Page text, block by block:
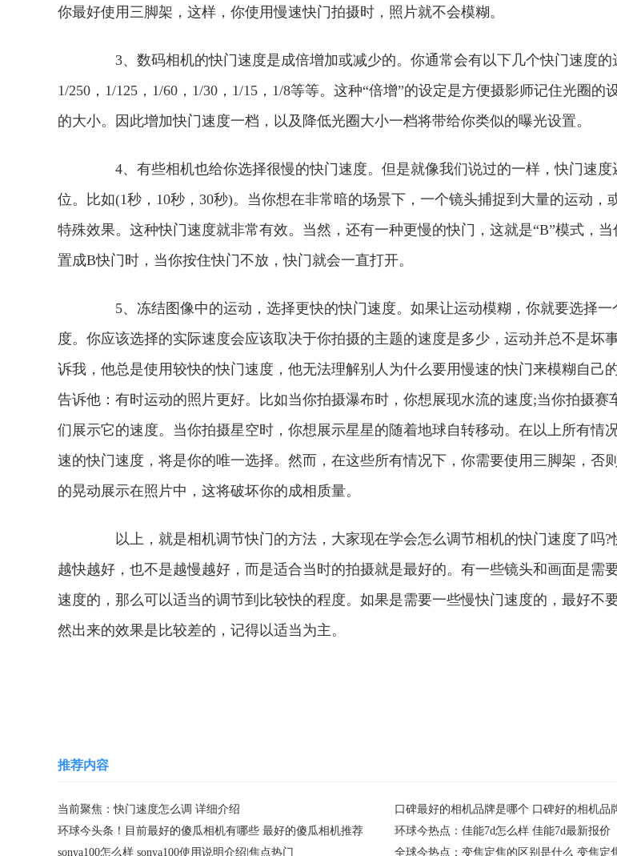
你最好使用三脚架，这样，你使用慢速快门拍摄时，照片就不会模糊。
3、数码相机的快门速度是成倍增加或减少的。你通常会有以下几个快门速度的
1/250，1/125，1/60，1/30，1/15，1/8等等。这种“倍增”的设定是方便摄影师记住光圈的
的大小。因此增加快门速度一档，以及降低光圈大小一档将带给你类似的曝光设置。
4、有些相机也给你选择很慢的快门速度。但是就像我们说过的一样，快门速度
位。比如(1秒，10秒，30秒)。当你想在非常暗的场景下，一个镜头捕捉到大量的运动，
特殊效果。这种快门速度就非常有效。当然，还有一种更慢的快门，这就是“B”模式，
置成B快门时，当你按住快门不放，快门就会一直打开。
5、冻结图像中的运动，选择更快的快门速度。如果让运动模糊，你就要选择一
度。你应该选择的实际速度会应该取决于你拍摄的主题的速度是多少，运动并总不是坏
诉我，他总是使用较快的快门速度，他无法理解别人为什么要用慢速的快门来模糊自己
告诉他：有时运动的照片更好。比如当你拍摄瀑布时，你想展现水流的速度;当你拍摄赛
们展示它的速度。当你拍摄星空时，你想展示星星的随着地球自转移动。在以上所有情
速的快门速度，将是你的唯一选择。然而，在这些所有情况下，你需要使用三脚架，否
的晃动展示在照片中，这将破坏你的成相质量。
以上，就是相机调节快门的方法，大家现在学会怎么调节相机的快门速度了吗?
越快越好，也不是越慢越好，而是适合当时的拍摄就是最好的。有一些镜头和画面是需
速度的，那么可以适当的调节到比较快的程度。如果是需要一些慢快门速度的，最好不
然出来的效果是比较差的，记得以适当为主。
推荐内容
当前聚焦：快门速度怎么调 详细介绍
口碑最好的相机品牌是哪个 口碑好的相机品
环球今头条！目前最好的傻瓜相机有哪些 最好的傻瓜相机推荐
环球今热点：佳能7d怎么样 佳能7d最新报价
sonya100怎么样 sonya100使用说明介绍|焦点热门
全球今热点：变焦定焦的区别是什么 变焦定